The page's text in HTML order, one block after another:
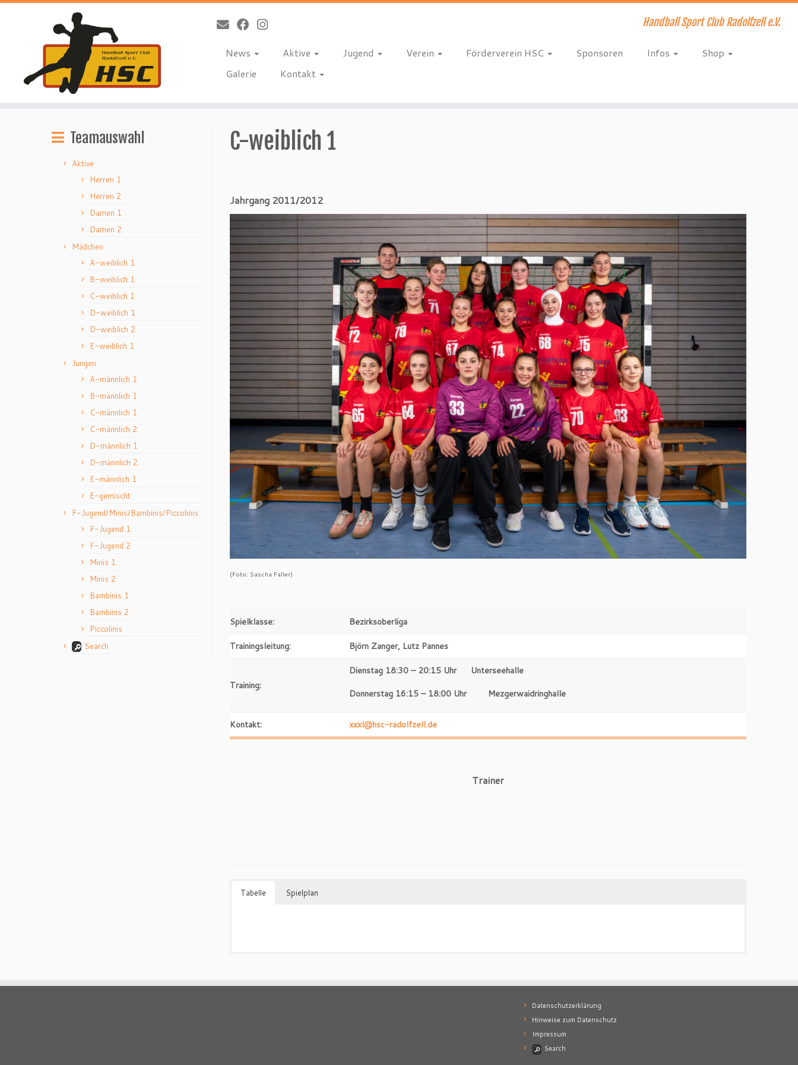
Handball Sport Club Radolfzell e.V.
News Aktive Jugend Verein Förderverein HSC Sponsoren Infos
Shop
Galerie
Kontakt
Teamauswahl
Aktive
Herren 1
Herren 2
Damen 1
Damen 2
Mädchen
A-weiblich 1
B-weiblich 1
C-weiblich 1
D-weiblich 1
D-weiblich 2
E-weiblich 1
Jungen
A-männlich 1
B-männlich 1
C-männlich 1
C-männlich 2
D-männlich 1
D-männlich 2
E-männlich 1
E-gemischt
F-Jugend/Minis/Bambinis/Piccolinis
F-Jugend 1
F-Jugend 2
Minis 1
Minis 2
Bambinis 1
Bambinis 2
Piccolinis
Search
C-weiblich 1
Jahrgang 2011/2012
(Foto: Sascha Faller)
Spielklasse: Bezirksoberliga
Trainingsleitung: Björn Zanger, Lutz Pannes
Training:
Dienstag 18:30 – 20:15 Uhr Unterseehalle
Donnerstag 16:15 – 18:00 Uhr Mezgerwaidringhalle
Kontakt: xxxl@hsc-radolfzell.de
Trainer
Tabelle Spielplan
Datenschutzerklärung
Hinweise zum Datenschutz
Impressum
Search